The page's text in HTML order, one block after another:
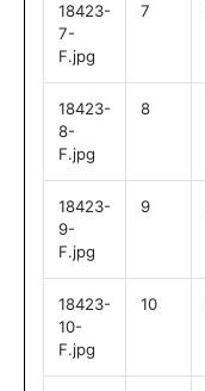
18423-
7-
F.jpg
7
18423-
8-
F.jpg
8
18423-
9-
F.jpg
9
18423-
10-
F.jpg
10